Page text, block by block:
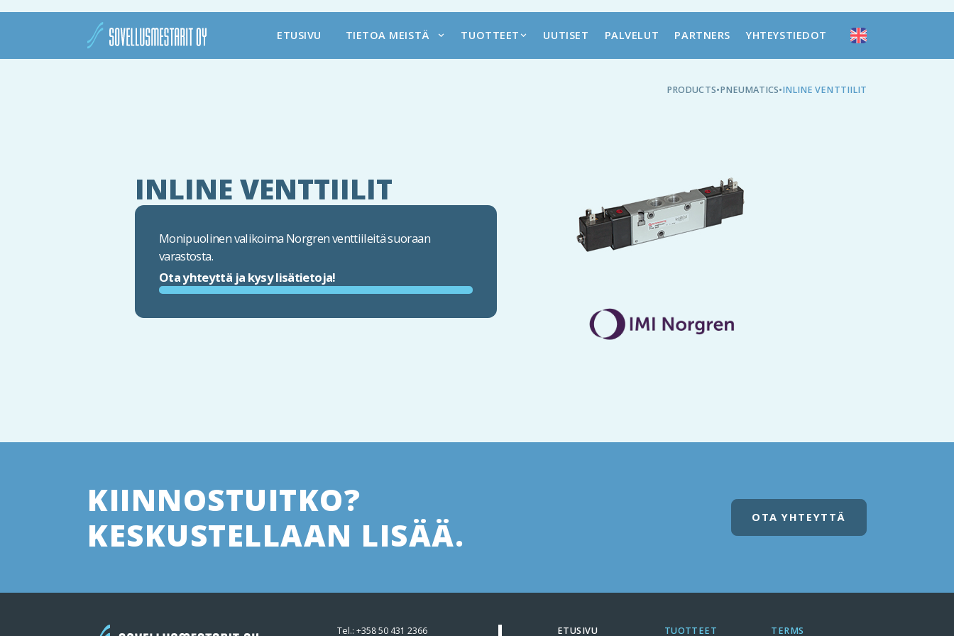
ETUSIVU TIETOA MEISTÄ TUOTTEET UUTISET PALVELUT PARTNERS YHTEYSTIEDOT
PRODUCTS•PNEUMATICS•INLINE VENTTIILIT
INLINE VENTTIILIT
Monipuolinen valikoima Norgren venttiileitä suoraan
varastosta.
Ota yhteyttä ja kysy lisätietoja!
KIINNOSTUITKO?
KESKUSTELLAAN LISÄÄ.
OTA YHTEYTTÄ
Tel.: +358 50 431 2366 ETUSIVU TUOTTEET TERMS